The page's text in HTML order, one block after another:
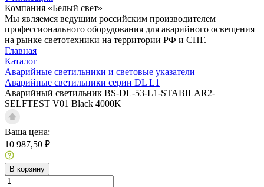
Компания «Белый свет»
Мы являемся ведущим российским производителем
профессионального оборудования для аварийного освещения
на рынке светотехники на территории РФ и СНГ.
Главная
Каталог
Аварийные светильники и световые указатели
Аварийные светильники серии DL L1
Аварийный светильник BS-DL-53-L1-STABILAR2-
SELFTEST V01 Black 4000K
Ваша цена:
10 987,50 ₽
В корзину